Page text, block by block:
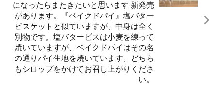
になったらまたきたいと思います 新発売
があります。『ベイクドパイ』塩バター
ビスケットと似ていますが、中身は全く
別物です。塩バタービスは小麦を練って
焼いていますが、ベイクドパイはその名
の通りパイ生地を焼いています。どちら
もシロップをかけてお召し上がりくださ
い。